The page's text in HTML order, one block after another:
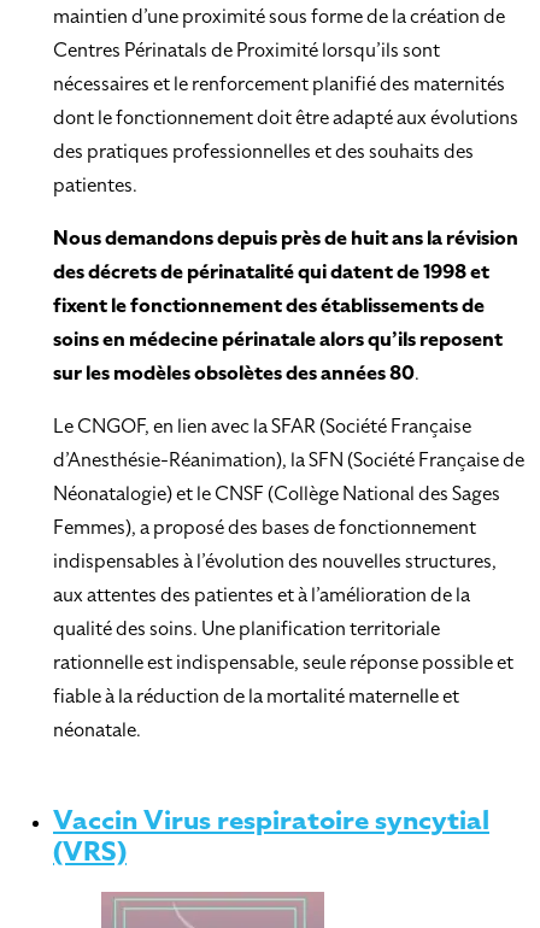
maintien d’une proximité sous forme de la création de
Centres Périnatals de Proximité lorsqu’ils sont
nécessaires et le renforcement planifié des maternités
dont le fonctionnement doit être adapté aux évolutions
des pratiques professionnelles et des souhaits des
patientes.
Nous demandons depuis près de huit ans la révision
des décrets de périnatalité qui datent de 1998 et
fixent le fonctionnement des établissements de
soins en médecine périnatale alors qu’ils reposent
sur les modèles obsolètes des années 80.
Le CNGOF, en lien avec la SFAR (Société Française
d’Anesthésie-Réanimation), la SFN (Société Française de
Néonatalogie) et le CNSF (Collège National des Sages
Femmes), a proposé des bases de fonctionnement
indispensables à l’évolution des nouvelles structures,
aux attentes des patientes et à l’amélioration de la
qualité des soins. Une planification territoriale
rationnelle est indispensable, seule réponse possible et
fiable à la réduction de la mortalité maternelle et
néonatale.
Vaccin Virus respiratoire syncytial
(VRS)